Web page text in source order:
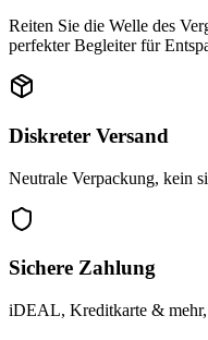
Reiten Sie die Welle des
perfekter Begleiter für
Diskreter Versand
Neutrale Verpackung, kein
Sichere Zahlung
iDEAL, Kreditkarte & mehr,